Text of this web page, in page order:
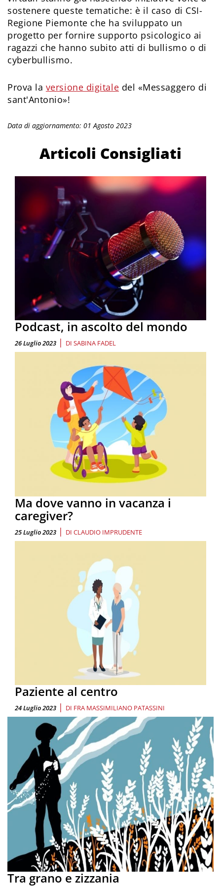
sostenere queste tematiche: è il caso di CSI-
Regione Piemonte che ha sviluppato un
progetto per fornire supporto psicologico ai
ragazzi che hanno subito atti di bullismo o di
cyberbullismo.
Prova la versione digitale del «Messaggero di
sant'Antonio»!
Data di aggiornamento: 01 Agosto 2023
Articoli Consigliati
Podcast, in ascolto del mondo
26 Luglio 2023 | DI SABINA FADEL
Ma dove vanno in vacanza i
caregiver?
25 Luglio 2023 | DI CLAUDIO IMPRUDENTE
Paziente al centro
24 Luglio 2023 | DI FRA MASSIMILIANO PATASSINI
Tra grano e zizzania